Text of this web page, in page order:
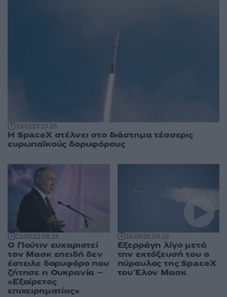
13:5123.10.23
Η SpaceX στέλνει στο διάστημα τέσσερις
ευρωπαϊκούς δορυφόρους
21:0012.09.23
Ο Πούτιν ευχαριστεί
τον Μασκ επειδή δεν
έστειλε δορυφόρο που
ζήτησε η Ουκρανία –
«Εξαίρετος
επιχειρηματίας»
16:5920.04.23
Εξερράγη λίγο μετά
την εκτόξευσή του ο
πύραυλος της SpaceX
του Έλον Μασκ